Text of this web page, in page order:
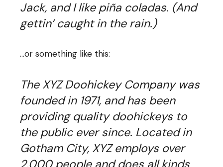
Jack, and I like piña coladas. (And
gettin’ caught in the rain.)
…or something like this:
The XYZ Doohickey Company was
founded in 1971, and has been
providing quality doohickeys to
the public ever since. Located in
Gotham City, XYZ employs over
2,000 people and does all kinds